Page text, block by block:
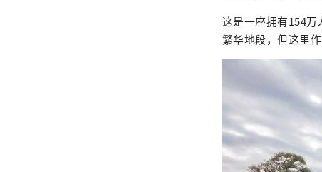
这是一座拥有154
繁华地段，但这里